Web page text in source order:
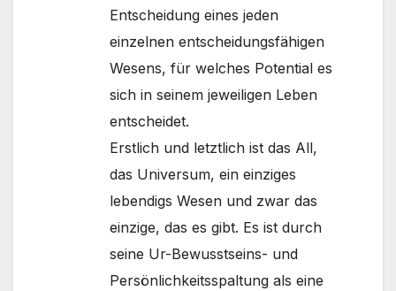
Entscheidung eines jeden
einzelnen entscheidungsfähigen
Wesens, für welches Potential es
sich in seinem jeweiligen Leben
entscheidet.
Erstlich und letztlich ist das All,
das Universum, ein einziges
lebendigs Wesen und zwar das
einzige, das es gibt. Es ist durch
seine Ur-Bewusstseins- und
Persönlichkeitsspaltung als eine